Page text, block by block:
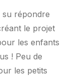
su répondre
le projet
les enfants
! Peu de
les petits